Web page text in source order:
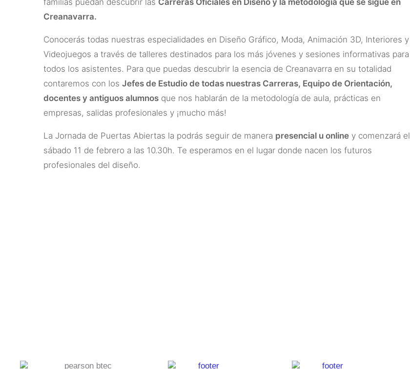
familias puedan descubrir las Carreras Oficiales en Diseño y la metodología que se sigue en
Creanavarra.
Conocerás todas nuestras especialidades en Diseño Gráfico, Moda, Animación 3D, Interiores y
Videojuegos a través de talleres destinados para los más jóvenes y sesiones informativas para
todos los asistentes. Para que puedas descubrir la esencia de Creanavarra en su totalidad
contaremos con los Jefes de Estudio de todas nuestras Carreras, Equipo de Orientación,
docentes y antiguos alumnos que nos hablarán de la metodología de aula, prácticas en
empresas, salidas profesionales y ¡mucho más!
La Jornada de Puertas Abiertas la podrás seguir de manera presencial u online y comenzará el
sábado 11 de febrero a las 10.30h. Te esperamos en el lugar donde nacen los futuros
profesionales del diseño.